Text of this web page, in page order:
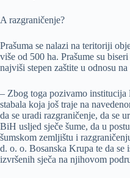
A razgraničenje?
Prašuma se nalazi na teritoriji
više od 500 ha. Prašume su
najviši stepen zaštite u odnosu
– Zbog toga pozivamo institucija
stabala koja još traje na
da se uradi razgraničenje, da se
BiH usljed sječe šume, da u
šumskom zemljištu i
d. o. o. Bosanska Krupa te da
izvršenih sječa na njihovom